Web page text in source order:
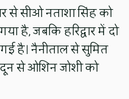
से सीओ नताशा सिंह को
है, जबकि हरिद्वार में दो
है। नैनीताल से सुमित
से ओशिन जोशी को